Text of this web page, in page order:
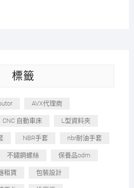
標籤
AVX代理商
CNC 自動車床 L型資料夾
NBR手套 nbr耐油手套
不鏽鋼螺絲 保養品odm
租賃 包裝設計